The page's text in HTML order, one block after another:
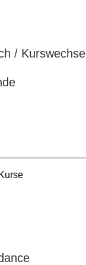
/ Kurswechsel